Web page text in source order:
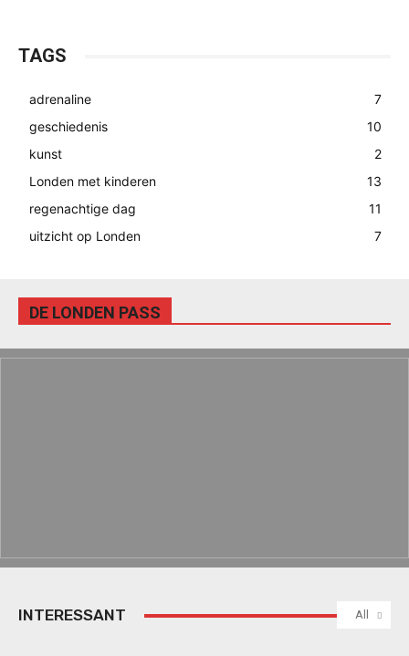
TAGS
adrenaline
7
geschiedenis
10
kunst
2
Londen met kinderen
13
regenachtige dag
11
uitzicht op Londen
7
DE LONDEN PASS
INTERESSANT All